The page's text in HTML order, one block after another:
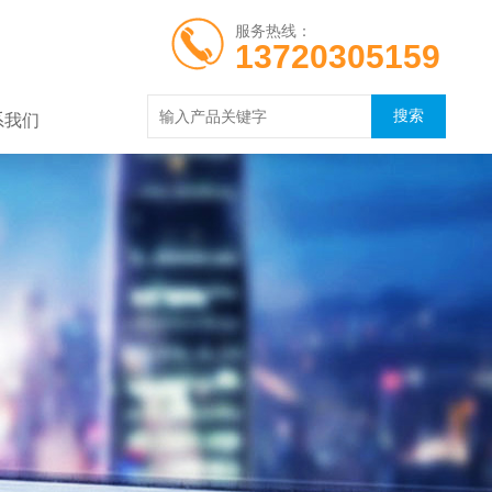
服务热线：
13720305159
我们